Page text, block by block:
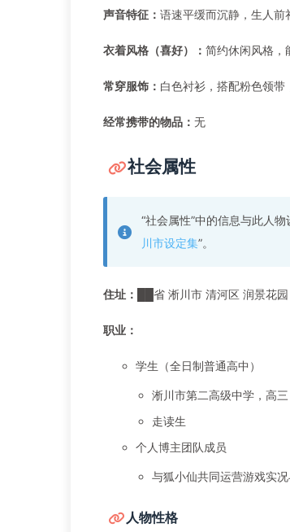
声音特征： 语速平缓而沉静，生人前
衣着风格（喜好）： 简约休闲风格，
常穿服饰： 白色衬衫，搭配粉色领带
经常携带的物品： 无
社会属性
“社会属性”中的信息与此人
川市设定集”。
住址： ██省 淅川市 清河区 润景花
职业：
学生（全日制普通高中）
淅川市第二高级中学，高三
走读生
个人博主团队成员
与狐小仙共同运营游戏实
人物性格